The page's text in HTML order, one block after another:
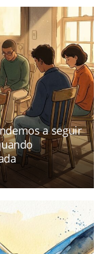
a seguir